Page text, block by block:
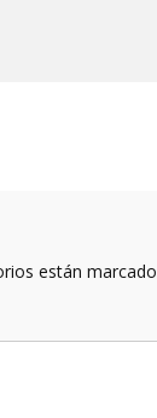
están